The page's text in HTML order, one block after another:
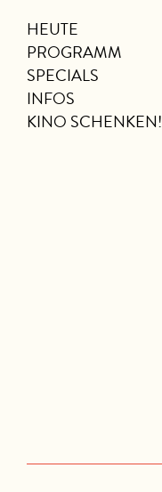
HEUTE
PROGRAMM
SPECIALS
INFOS
KINO SCHENKEN!